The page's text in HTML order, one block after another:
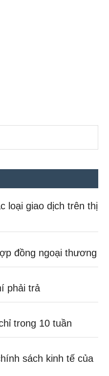
loại giao dịch trên thị
đồng ngoại thương
phải trả
trong 10 tuần
sách kinh tế của